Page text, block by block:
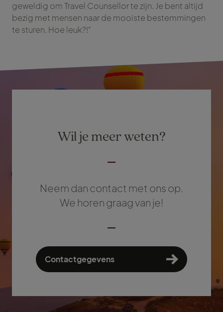
geweldig om Travel Counsellor te zijn. Je bent altijd
bezig met mensen naar de mooiste bestemmingen
te sturen. Hoe leuk?!“
Wil je meer weten?
Neem dan contact met ons op.
We horen graag van je!
Contactgegevens